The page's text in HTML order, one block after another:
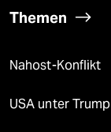
Themen
Nahost-Konflikt
USA unter Trump